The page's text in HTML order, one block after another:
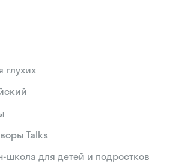
глухих
Talks
школа для детей и подростков